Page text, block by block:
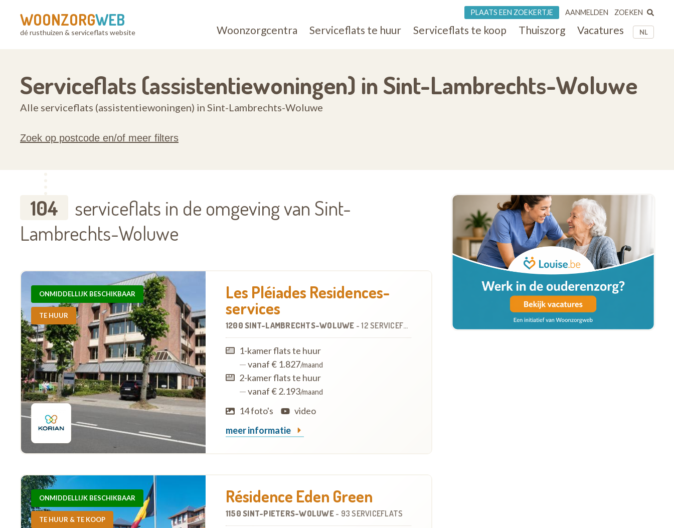
WOONZORGWEB
dé rusthuizen & serviceflats website NL
Woonzorgcentra Serviceflats te huur Serviceflats te koop Thuiszorg Vacatures
PLAATS EEN ZOEKERTJE AANMELDEN ZOEKEN
Serviceflats (assistentiewoningen) in Sint-Lambrechts-Woluwe
Alle serviceflats (assistentiewoningen) in Sint-Lambrechts-Woluwe
Zoek op postcode en/of meer filters
104
serviceflats in de omgeving van Sint-
Lambrechts-Woluwe
ONMIDDELLIJK BESCHIKBAAR
TE HUUR
Les Pléiades Residences-
services
1200 SINT-LAMBRECHTS-WOLUWE -12 SERVICEFLATS
1-kamer flats te huur
—vanaf € 1.827/maand
2-kamer flats te huur
—vanaf € 2.193/maand
14 foto's
video
meer informatie
ONMIDDELLIJK BESCHIKBAAR
TE HUUR & TE KOOP
Résidence Eden Green
1150 SINT-PIETERS-WOLUWE - 93 SERVICEFLATS